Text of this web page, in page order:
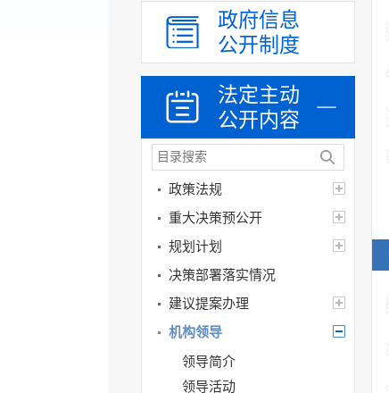
政府信息
公开制度
法定主动
公开内容
政策法规
重大决策预公开
规划计划
决策部署落实情况
建议提案办理
机构领导
领导简介
领导活动